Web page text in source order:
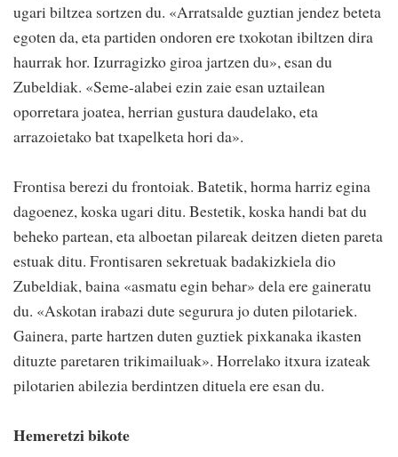
ugari biltzea sortzen du. «Arratsalde guztian jendez beteta
egoten da, eta partiden ondoren ere txokotan ibiltzen dira
haurrak hor. Izurragizko giroa jartzen du», esan du
Zubeldiak. «Seme-alabei ezin zaie esan uztailean
oporretara joatea, herrian gustura daudelako, eta
arrazoietako bat txapelketa hori da».
Frontisa berezi du frontoiak. Batetik, horma harriz egina
dagoenez, koska ugari ditu. Bestetik, koska handi bat du
beheko partean, eta alboetan pilareak deitzen dieten pareta
estuak ditu. Frontisaren sekretuak badakizkiela dio
Zubeldiak, baina «asmatu egin behar» dela ere gaineratu
du. «Askotan irabazi dute segurura jo duten pilotariek.
Gainera, parte hartzen duten guztiek pixkanaka ikasten
dituzte paretaren trikimailuak». Horrelako itxura izateak
pilotarien abilezia berdintzen dituela ere esan du.
Hemeretzi bikote